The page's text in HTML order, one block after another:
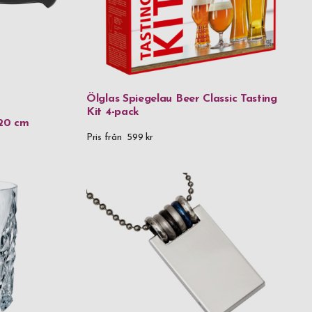
stål
18k guld
& PVD
& trä
cm
Ölglas Spiegelau Beer Classic Tasting
Kit 4-pack
Pris från 599 kr